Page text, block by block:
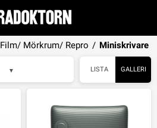
Film/ Mörkrum/ Repro / Miniskrivare
LISTA GALLERI